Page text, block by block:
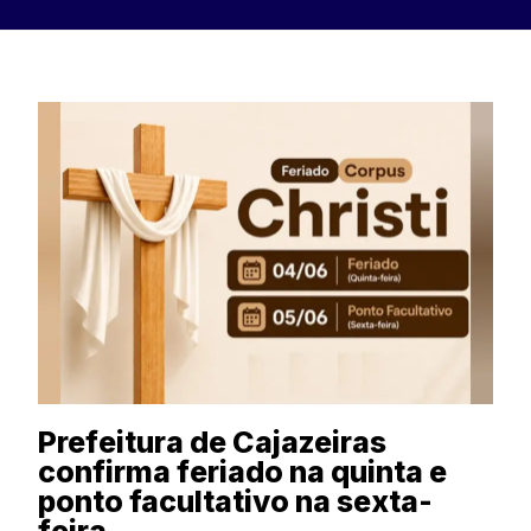
Prefeitura de Cajazeiras
confirma feriado na quinta e
ponto facultativo na sexta-